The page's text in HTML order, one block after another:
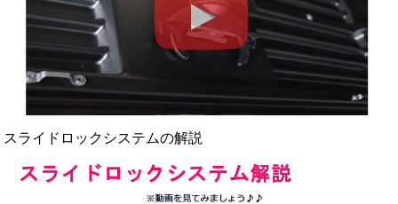
スライドロックシステムの解説